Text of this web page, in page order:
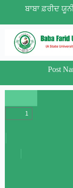
ਬਾਬਾ ਫ਼ਰੀਦ
Post